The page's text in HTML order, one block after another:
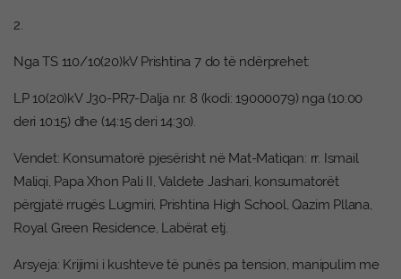
2.
Nga TS 110/10(20)kV Prishtina 7 do të ndërprehet:
LP 10(20)kV J30-PR7-Dalja nr. 8 (kodi: 19000079) nga (10:00
deri 10:15) dhe (14:15 deri 14:30).
Vendet: Konsumatorë pjesërisht në Mat-Matiqan: rr. Ismail
Maliqi, Papa Xhon Pali II, Valdete Jashari, konsumatorët
përgjatë rrugës Lugmiri, Prishtina High School, Qazim Pllana,
Royal Green Residence, Labërat etj.
Arsyeja: Krijimi i kushteve të punës pa tension, manipulim me